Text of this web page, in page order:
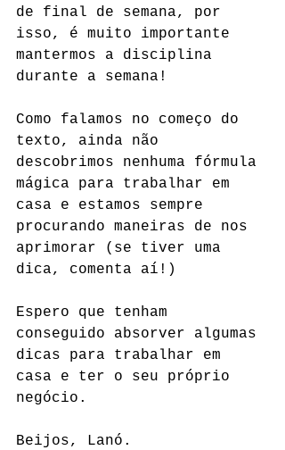
de final de semana, por
isso, é muito importante
mantermos a disciplina
durante a semana!
Como falamos no começo do
texto, ainda não
descobrimos nenhuma fórmula
mágica para trabalhar em
casa e estamos sempre
procurando maneiras de nos
aprimorar (se tiver uma
dica, comenta aí!)
Espero que tenham
conseguido absorver algumas
dicas para trabalhar em
casa e ter o seu próprio
negócio.
Beijos, Lanó.